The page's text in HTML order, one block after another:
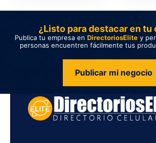
¿Listo para destacar en tu
Publica tu empresa en DirectoriosElite y
personas encuentren fácilmente tus
Publicar mi negocio